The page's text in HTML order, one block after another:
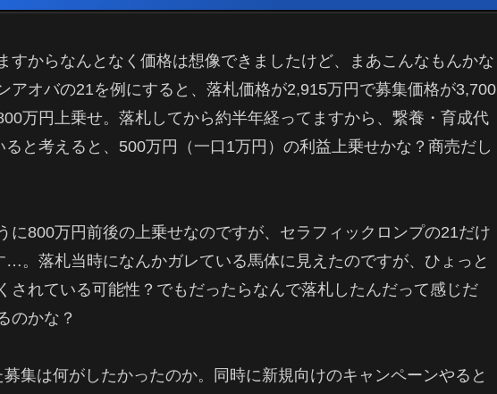
すからなんとなく価格は想像できましたけど、まあこんなもんかな
アオバの21を例にすると、落札価格が2,915万円で募集価格が3,700
万円上乗せ。落札してから約半年経ってますから、繋養・育成代
と考えると、500万円（一口1万円）の利益上乗せかな？商売だし
に800万円前後の上乗せなのですが、セラフィックロンプの21だけ
。落札当時になんかガレている馬体に見えたのですが、ひょっと
されている可能性？でもだったらなんで落札したんだって感じだ
のかな？
集は何がしたかったのか。同時に新規向けのキャンペーンやると